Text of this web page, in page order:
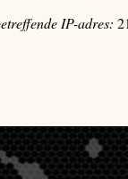
IP-adres: